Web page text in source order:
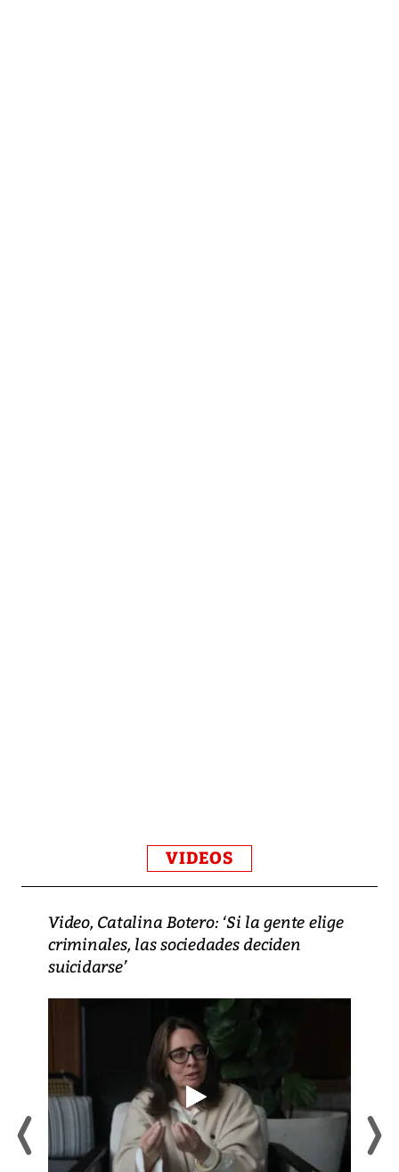
VIDEOS
Video, Catalina Botero: ‘Si la gente elige
criminales, las sociedades deciden
suicidarse’